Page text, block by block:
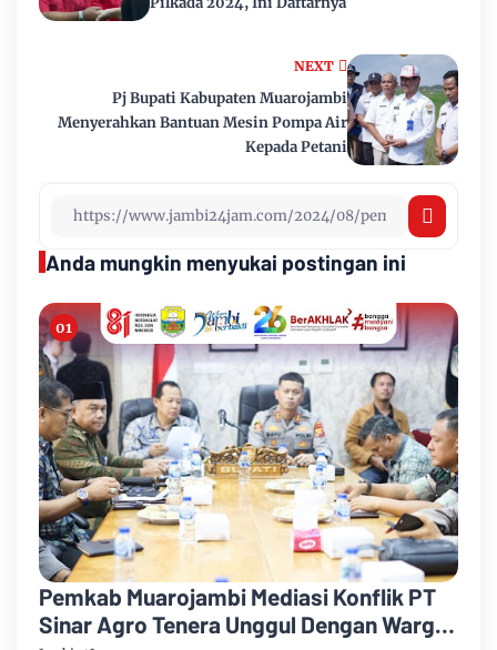
NEXT
Pj Bupati Kabupaten Muarojambi
Menyerahkan Bantuan Mesin Pompa Air
Kepada Petani
Anda mungkin menyukai postingan ini
Pemkab Muarojambi Mediasi Konflik PT
Sinar Agro Tenera Unggul Dengan Warga